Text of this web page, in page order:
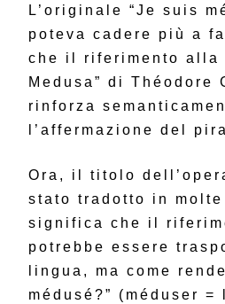
L’originale “Je suis
poteva cadere più a
che il riferimento alla
Medusa” di Théodore
rinforza
l’affermazione del
Ora, il titolo
stato tradotto in
significa che il
potrebbe essere
lingua, ma come
médusé?” (méduser